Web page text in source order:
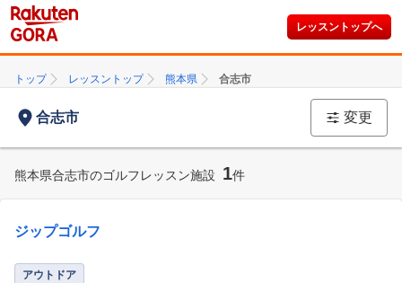
レッスントップへ
トップ レッスントップ 熊本県 合志市
合志市 変更
熊本県合志市のゴルフレッスン施設 1件
ジップゴルフ
アウトドア